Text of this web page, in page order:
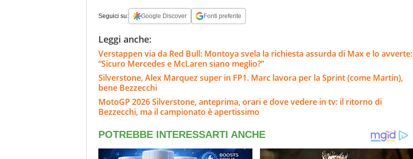
Seguici su: Google Discover Fonti preferite
Leggi anche:
Verstappen via da Red Bull: Montoya svela la richiesta assurda di Max e lo avverte:
“Sicuro Mercedes e McLaren siano meglio?”
Silverstone, Alex Marquez super in FP1. Marc lavora per la Sprint (come Martin),
bene Bezzecchi
MotoGP 2026 Silverstone, anteprima, orari e dove vedere in tv: il ritorno di
Bezzecchi, ma il campionato è apertissimo